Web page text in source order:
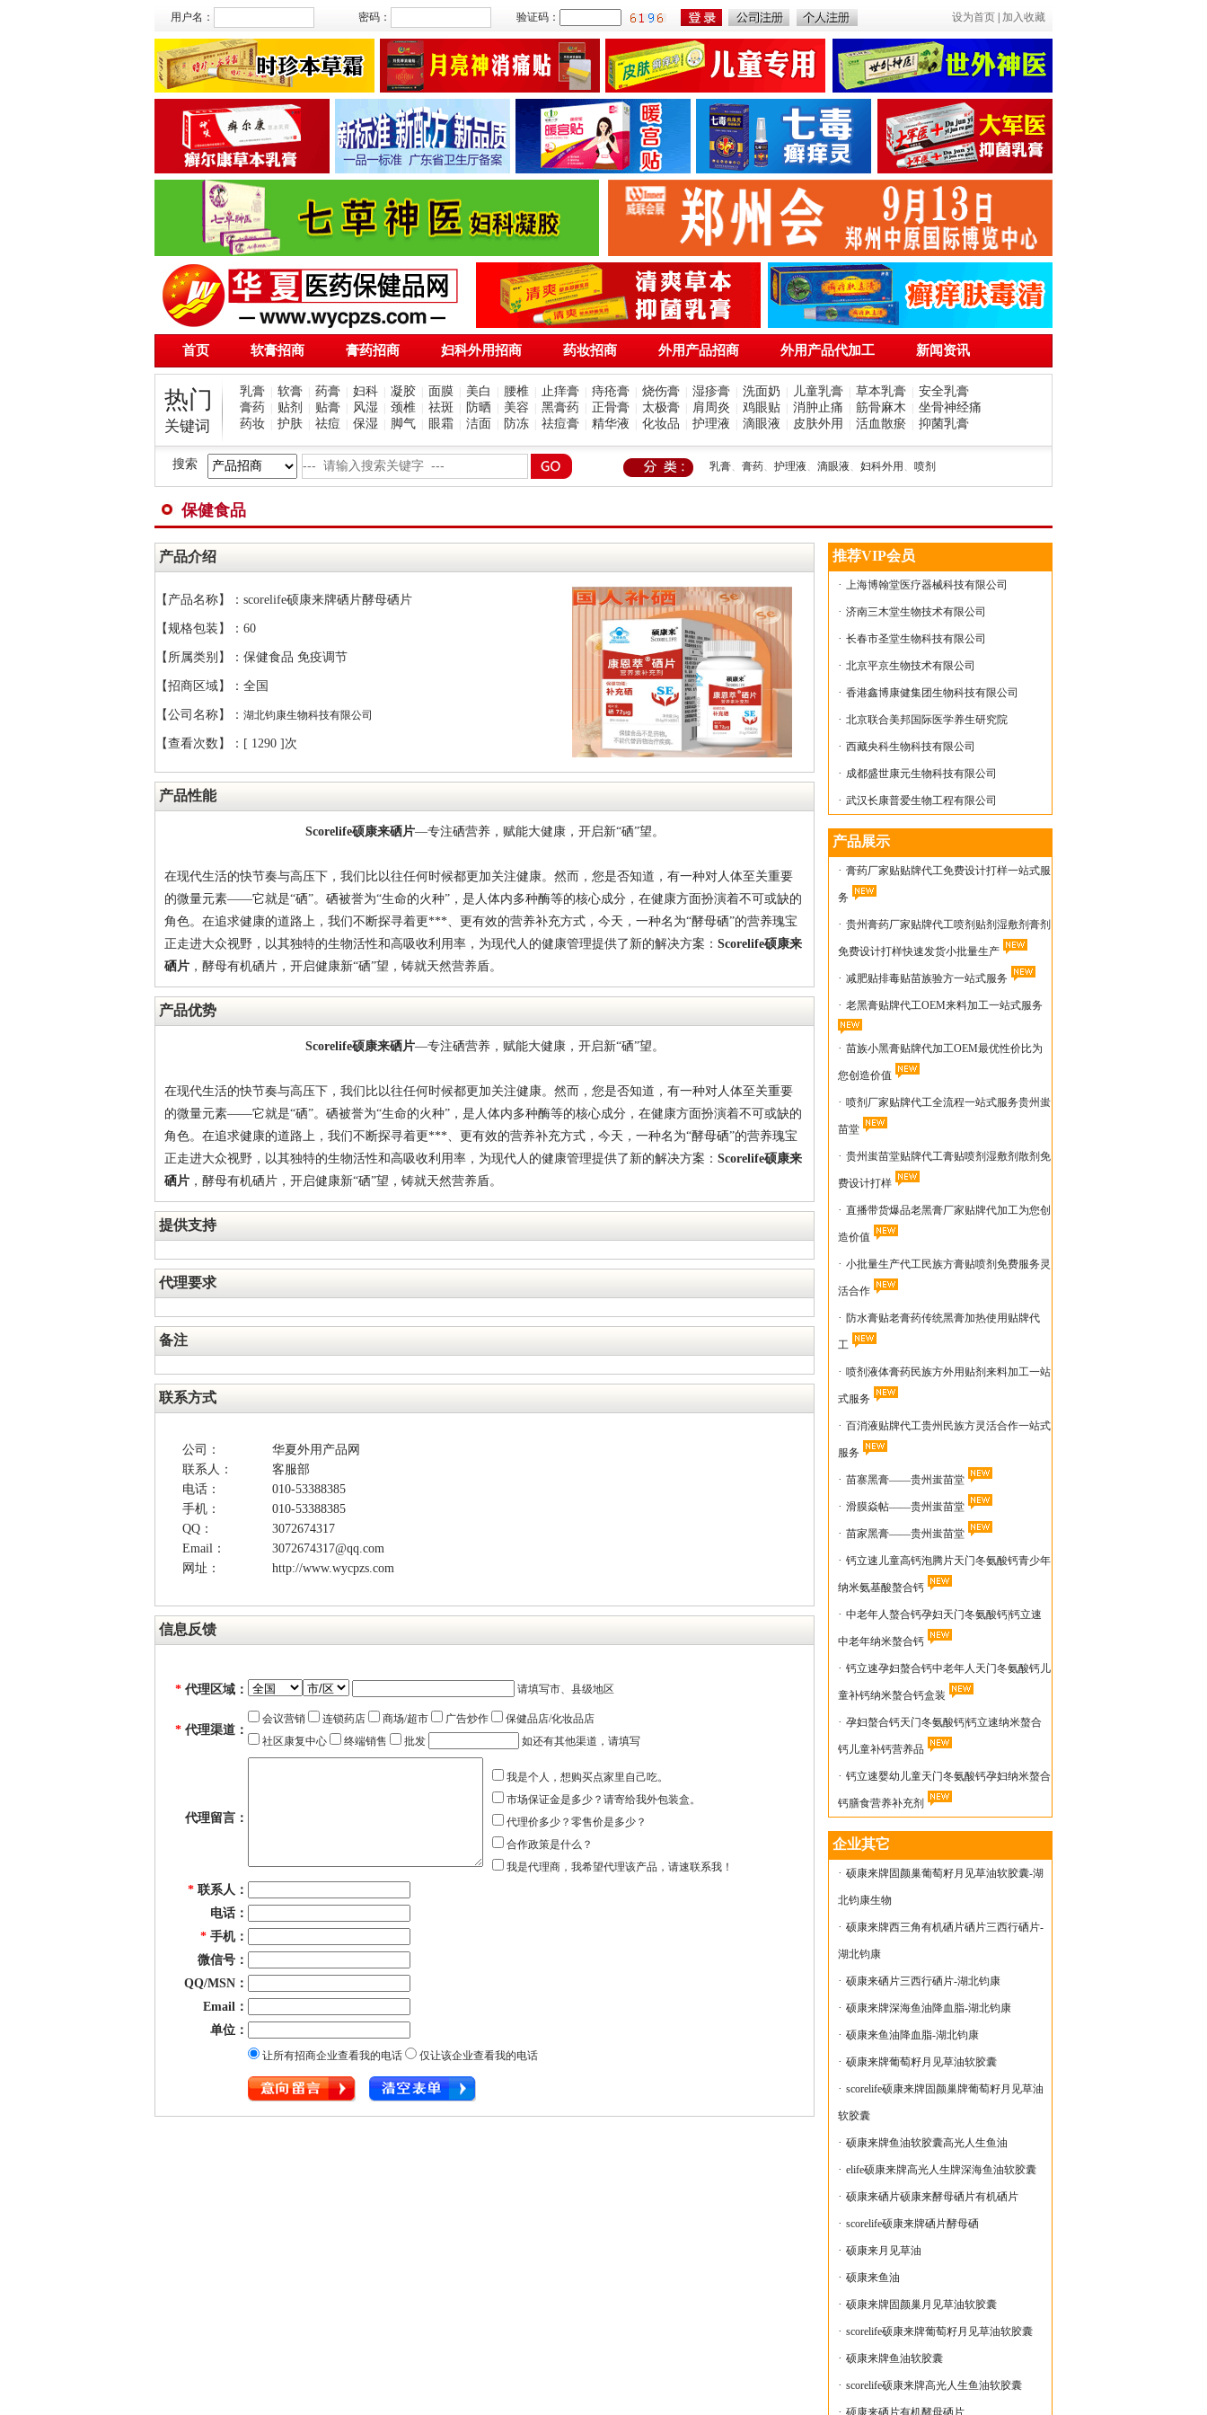
用户名： 密码： 验证码： 设为首页 加入收藏
首页 软膏招商 膏药招商 妇科外用招商 药妆招商 外用产品招商 外用产品代加工 新闻资讯
热门
关键词
乳膏 软膏 药膏 妇科 凝胶 面膜 美白 腰椎 止痒膏 痔疮膏 烧伤膏 湿疹膏 洗面奶 儿童乳膏 草本乳膏
安全乳膏
膏药
贴剂 贴膏 风湿 颈椎 祛斑 防晒 美容 黑膏药 正骨膏 太极膏 肩周炎 鸡眼贴 消肿止痛 筋骨麻木
坐骨神经痛
药妆
护肤 祛痘 保湿 脚气 眼霜 洁面 防冻 祛痘膏 精华液 化妆品 护理液 滴眼液 皮肤外用 活血散瘀 抑菌乳膏
搜索 乳膏、 膏药、 护理液、 滴眼液、 妇科外用 、 喷剂
保健食品
产品介绍
【产品名称】：scorelife硕康来牌硒片酵母硒片
【规格包装】：60
【所属类别】：保健食品 免疫调节
【招商区域】：全国
【公司名称】： 湖北钧康生物科技有限公司
【查看次数】：[ 1290 ]次
产品性能
Scorelife硕康来硒片—专注硒营养，赋能大健康， 开启新“硒”望。
在现代生活的快节奏与高压下，我们比以往任何时候都更加关注健康。然而，您是否知道，有一种对人体至关重要
的微量元素——它就是“硒”。硒被誉为“生命的火种”，是人体内多种酶等的核心成分，在健康方面扮演着不可或缺的
角色。在追求健康的道路上，我们不断探寻着更***、更有效的营养补充方式， 今天，一种名为“酵母硒”的营养瑰宝
正走进大众视野，以其独特的生物活性和高吸收利用率，为现代人的健康管理提供了新的解决方案 ： Scorelife硕康来
硒片 ，酵母有机硒片， 开启健康新“硒”望，铸就天然营养盾。
产品优势
Scorelife硕康来硒片—专注硒营养，赋能大健康， 开启新“硒”望。
在现代生活的快节奏与高压下，我们比以往任何时候都更加关注健康。然而，您是否知道，有一种对人体至关重要
的微量元素——它就是“硒”。硒被誉为“生命的火种”，是人体内多种酶等的核心成分，在健康方面扮演着不可或缺的
角色。在追求健康的道路上，我们不断探寻着更***、更有效的营养补充方式， 今天，一种名为“酵母硒”的营养瑰宝
正走进大众视野，以其独特的生物活性和高吸收利用率，为现代人的健康管理提供了新的解决方案 ： Scorelife硕康来
硒片 ，酵母有机硒片， 开启健康新“硒”望，铸就天然营养盾。
提供支持
代理要求
备注
联系方式
公司：
华夏外用产品网
联系人：
客服部
电话：
010-53388385
手机：
010-53388385
QQ：
3072674317
Email：
3072674317@qq.com
网址：
http://www.wycpzs.com
信息反馈
* 代理区域： 请填写市、县级地区
* 代理渠道：
会议营销 连锁药店 商场/超市 广告炒作
保健品店/化妆品店
社区康复中心
终端销售 批发 如还有其他渠道，请填写
代理留言：
我是个人，想购买点家里自己吃。
市场保证金是多少？请寄给我外包装盒。
代理价多少？零售价是多少？
合作政策是什么？
我是代理商，我希望代理该产品，请速联系我！
* 联系人：
电话：
* 手机：
微信号：
QQ/MSN：
Email：
单位：
让所有招商企业查看我的电话 仅让该企业查看我的电话
推荐VIP会员
· 上海博翰堂医疗器械科技有限公司
· 济南三木堂生物技术有限公司
· 长春市圣堂生物科技有限公司
· 北京平京生物技术有限公司
· 香港鑫博康健集团生物科技有限公司
· 北京联合美邦国际医学养生研究院
· 西藏央科生物科技有限公司
· 成都盛世康元生物科技有限公司
· 武汉长康普爱生物工程有限公司
产品展示
· 膏药厂家贴贴牌代工免费设计打样一站式服
务
· 贵州膏药厂家贴牌代工喷剂贴剂湿敷剂膏剂
免费设计打样快速发货小批量生产
· 减肥贴排毒贴苗族验方一站式服务
· 老黑膏贴牌代工OEM来料加工一站式服务
· 苗族小黑膏贴牌代加工OEM最优性价比为
您创造价值
· 喷剂厂家贴牌代工全流程一站式服务贵州蚩
苗堂
· 贵州蚩苗堂贴牌代工膏贴喷剂湿敷剂散剂免
费设计打样
· 直播带货爆品老黑膏厂家贴牌代加工为您创
造价值
· 小批量生产代工民族方膏贴喷剂免费服务灵
活合作
· 防水膏贴老膏药传统黑膏加热使用贴牌代
工
· 喷剂液体膏药民族方外用贴剂来料加工一站
式服务
· 百消液贴牌代工贵州民族方灵活合作一站式
服务
· 苗寨黑膏——贵州蚩苗堂
· 滑膜焱帖——贵州蚩苗堂
· 苗家黑膏——贵州蚩苗堂
· 钙立速儿童高钙泡腾片天门冬氨酸钙青少年
纳米氨基酸螯合钙
· 中老年人螯合钙孕妇天门冬氨酸钙|钙立速
中老年纳米螯合钙
· 钙立速孕妇螯合钙中老年人天门冬氨酸钙儿
童补钙纳米螯合钙盒装
· 孕妇螯合钙天门冬氨酸钙|钙立速纳米螯合
钙儿童补钙营养品
· 钙立速婴幼儿童天门冬氨酸钙孕妇纳米螯合
钙膳食营养补充剂
企业其它
· 硕康来牌固颜巢葡萄籽月见草油软胶囊-湖
北钧康生物
· 硕康来牌西三角有机硒片硒片三西行硒片-
湖北钧康
· 硕康来硒片三西行硒片-湖北钧康
· 硕康来牌深海鱼油降血脂-湖北钧康
· 硕康来鱼油降血脂-湖北钧康
· 硕康来牌葡萄籽月见草油软胶囊
· scorelife硕康来牌固颜巢牌葡萄籽月见草油
软胶囊
· 硕康来牌鱼油软胶囊高光人生鱼油
· elife硕康来牌高光人生牌深海鱼油软胶囊
· 硕康来硒片硕康来酵母硒片有机硒片
· scorelife硕康来牌硒片酵母硒
· 硕康来月见草油
· 硕康来鱼油
· 硕康来牌固颜巢月见草油软胶囊
· scorelife硕康来牌葡萄籽月见草油软胶囊
· 硕康来牌鱼油软胶囊
· scorelife硕康来牌高光人生鱼油软胶囊
· 硕康来硒片有机酵母硒片